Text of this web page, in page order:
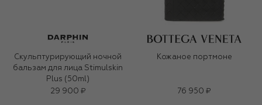
Скульптурирующий ночной
бальзам для лица Stimulskin
Plus (50ml)
29 900 ₽
Кожаное портмоне
76 950 ₽